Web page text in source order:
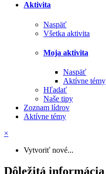
Aktivita
Naspäť
Všetka aktivita
Moja aktivita
Naspäť
Aktívne témy
Hľadať
Naše tipy
Zoznam lídrov
Aktívne témy
×
Vytvoriť nové...
Dôležitá informácia